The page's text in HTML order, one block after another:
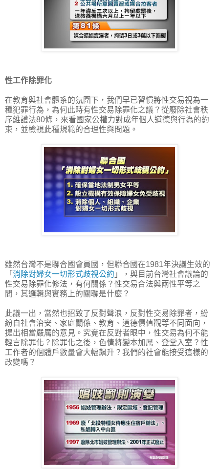
性工作除罪化
在教育與社會體系的氛圍下，我們早已習慣將性交易視為一
種犯罪行為，為何此時有性交易除罪化之議？從廢除社會秩
序維護法80條，來看國家公權力對成年個人道德與行為的約
束，並檢視此種規範的合理性與問題。
雖然台灣不是聯合國會員國，但聯合國在1981年決議生效的
「 消除對婦女一切形式歧視公約 」，與目前台灣社會議論的
性交易除罪化修法，有何關係？性交易合法與兩性平等之
間，其邏輯與實務上的關聯是什麼？
此議一出，當然也招致了反對聲浪，反對性交易除罪者，紛
紛自社會治安、家庭關係、教育、道德價值觀等不同面向，
提出相當嚴厲的意見。究竟在反對者眼中，性交易為何不能
輕言除罪化？除罪化之後，色情將變本加厲、登堂入室？性
工作者的個體戶數量會大幅飆升？我們的社會能接受這樣的
改變嗎？